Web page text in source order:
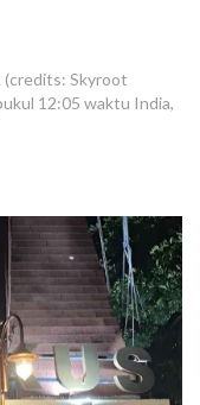
(credits: Skyroot
12:05 waktu India,